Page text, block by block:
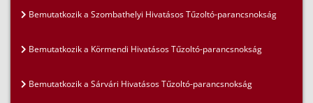
Bemutatkozik a Vasaljai Önkéntes Tűzoltó
Bemutatkozik a Szombathelyi Hivatásos Tűzoltó-parancsnokság
Bemutatkozik a Körmendi Hivatásos Tűzoltó-parancsnokság
Bemutatkozik a Sárvári Hivatásos Tűzoltó-parancsnokság